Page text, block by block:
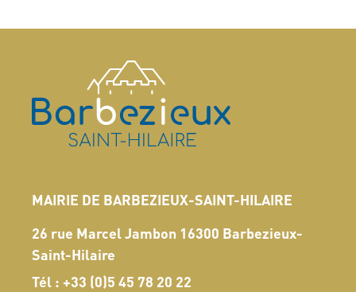
MAIRIE DE BARBEZIEUX-SAINT-HILAIRE
26 rue Marcel Jambon 16300 Barbezieux-
Saint-Hilaire
Tél : +33 (0)5 45 78 20 22